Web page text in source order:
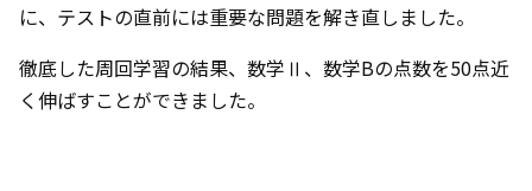
に、テストの直前には重要な問題を解き直しました。
徹底した周回学習の結果、数学Ⅱ、数学Bの点数を50点近
く伸ばすことができました。